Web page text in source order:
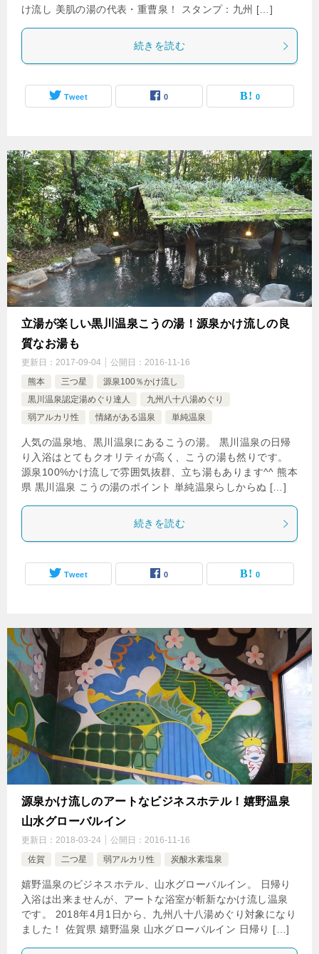
け流し 美肌の湯の代表・重曹泉！ スタンプ：九州 […]
続きを読む
Tweet 0 0
立湯が楽しい黒川温泉こうの湯！源泉かけ流しの良
質なお湯も
更新日： 2017-09-04 公開日： 2016-11-16
熊本
三つ星
源泉100％かけ流し
黒川温泉認定湯めぐり達人
九州八十八湯めぐり
弱アルカリ性
情緒がある温泉 単純温泉
人気の温泉地、黒川温泉にあるこうの湯。 黒川温泉の日帰
り入浴はとてもクオリティが高く、こうの湯も然りです。
源泉100%かけ流しで雰囲気抜群、立ち湯もあります^^ 熊本
県 黒川温泉 こうの湯のポイント 単純温泉らしからぬ […]
続きを読む
Tweet 0 0
源泉かけ流しのアートなビジネスホテル！嬉野温泉
山水グローバルイン
更新日： 2018-03-24 公開日： 2016-11-16
佐賀
二つ星 弱アルカリ性 炭酸水素塩泉
嬉野温泉のビジネスホテル、山水グローバルイン。 日帰り
入浴は出来ませんが、アートな浴室が斬新なかけ流し温泉
です。 2018年4月1日から、九州八十八湯めぐり対象になり
ました！ 佐賀県 嬉野温泉 山水グローバルイン 日帰り […]